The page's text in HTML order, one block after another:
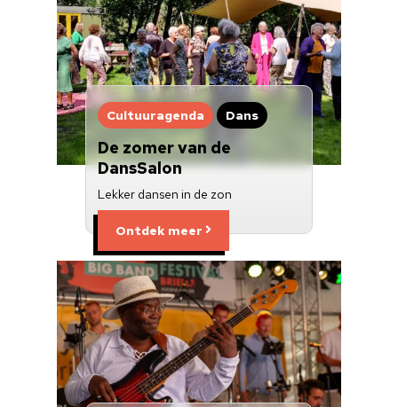
Cultuuragenda Dans
De zomer van de
DansSalon
Lekker dansen in de zon
Ontdek meer